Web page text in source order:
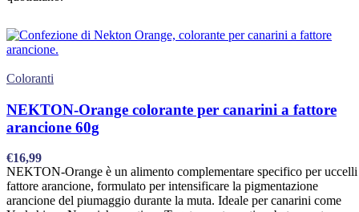
Coloranti
NEKTON-Orange colorante per canarini a fattore
arancione 60g
€16,99
NEKTON-Orange è un alimento complementare specifico per uccelli
fattore arancione, formulato per intensificare la pigmentazione
arancione del piumaggio durante la muta. Ideale per canarini come